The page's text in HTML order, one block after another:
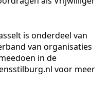
is onderdeel van
van organisaties
in de
voor meer